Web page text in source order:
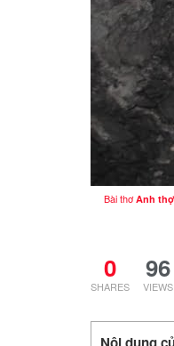
Bài thơAnh
0
SHARES
96
VIEWS